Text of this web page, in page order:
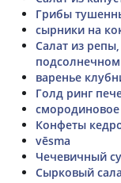
Грибы
сырники на
Салат из
подсолнечном
варенье
Голд ринг
смородиновое
Конфеты
vēsma
Чечевичный
Сырковый